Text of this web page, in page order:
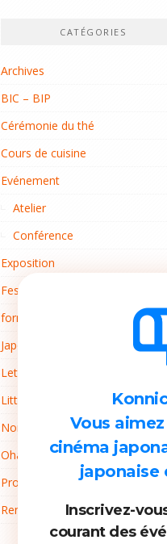
Vous
cinéma
japonaise
Inscrivez-
courant des
CATÉGORIES
Archives
BIC – BIP
Cérémonie du thé
Cours de cuisine
Evénement
Atelier
Conférence
Exposition
Festival du cinéma
formulaire
Japon
Lettre d'adhérent
Littérature
Non classé
Ohana mi
Projets
Rentrée